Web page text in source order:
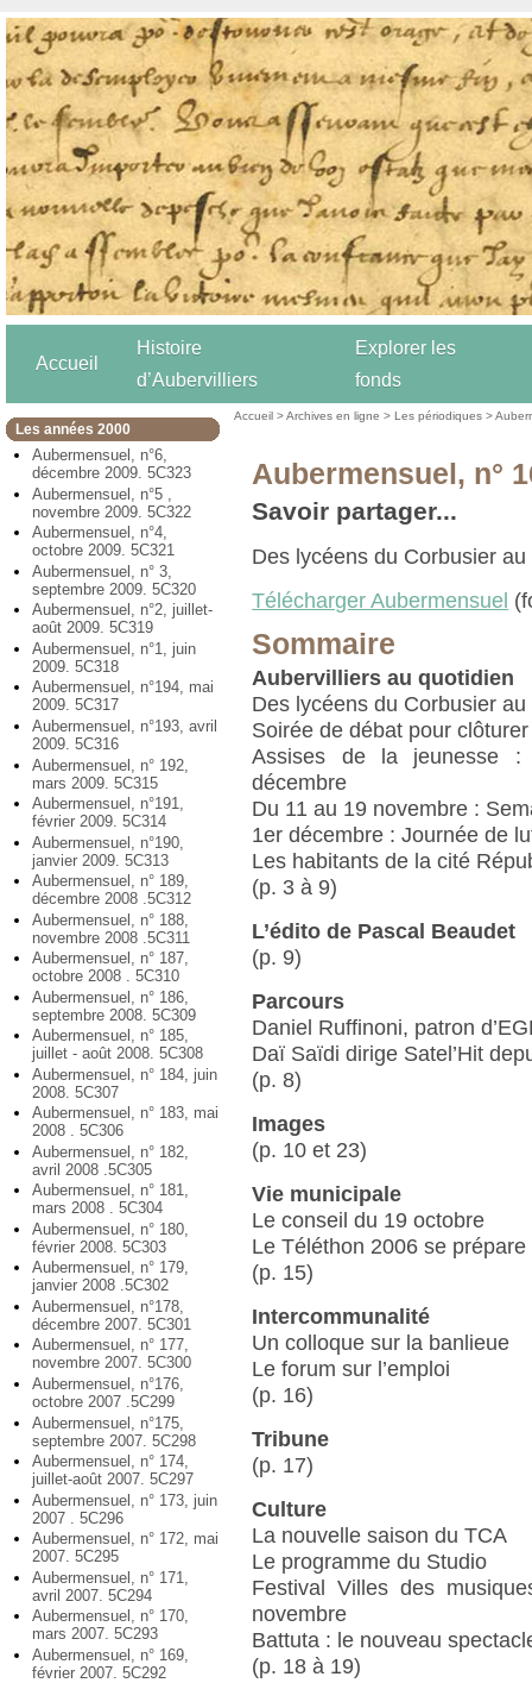
Accueil
Histoire
d’Aubervilliers
Explorer les
fonds
Les années 2000
Aubermensuel, n°6,
décembre 2009. 5C323
Aubermensuel, n°5 ,
novembre 2009. 5C322
Aubermensuel, n°4,
octobre 2009. 5C321
Aubermensuel, n° 3,
septembre 2009. 5C320
Aubermensuel, n°2, juillet-
août 2009. 5C319
Aubermensuel, n°1, juin
2009. 5C318
Aubermensuel, n°194, mai
2009. 5C317
Aubermensuel, n°193, avril
2009. 5C316
Aubermensuel, n° 192,
mars 2009. 5C315
Aubermensuel, n°191,
février 2009. 5C314
Aubermensuel, n°190,
janvier 2009. 5C313
Aubermensuel, n° 189,
décembre 2008 .5C312
Aubermensuel, n° 188,
novembre 2008 .5C311
Aubermensuel, n° 187,
octobre 2008 . 5C310
Aubermensuel, n° 186,
septembre 2008. 5C309
Aubermensuel, n° 185,
juillet - août 2008. 5C308
Aubermensuel, n° 184, juin
2008. 5C307
Aubermensuel, n° 183, mai
2008 . 5C306
Aubermensuel, n° 182,
avril 2008 .5C305
Aubermensuel, n° 181,
mars 2008 . 5C304
Aubermensuel, n° 180,
février 2008. 5C303
Aubermensuel, n° 179,
janvier 2008 .5C302
Aubermensuel, n°178,
décembre 2007. 5C301
Aubermensuel, n° 177,
novembre 2007. 5C300
Aubermensuel, n°176,
octobre 2007 .5C299
Aubermensuel, n°175,
septembre 2007. 5C298
Aubermensuel, n° 174,
juillet-août 2007. 5C297
Aubermensuel, n° 173, juin
2007 . 5C296
Aubermensuel, n° 172, mai
2007. 5C295
Aubermensuel, n° 171,
avril 2007. 5C294
Aubermensuel, n° 170,
mars 2007. 5C293
Aubermensuel, n° 169,
février 2007. 5C292
Accueil >Archives en ligne >Les périodiques >
Aubermensuel, n°
Savoir partager...
Des lycéens du Corbusier
Télécharger Aubermensuel
Sommaire
Aubervilliers au quotidien
Des lycéens du Corbusier
Soirée de débat pour
Assises de la jeunesse :
décembre
Du 11 au 19 novembre :
1er décembre : Journée de
Les habitants de la cité
(p. 3 à 9)
L’édito de Pascal Beaudet
(p. 9)
Parcours
Daniel Ruffinoni, patron
Daï Saïdi dirige Satel’Hit
(p. 8)
Images
(p. 10 et 23)
Vie municipale
Le conseil du 19 octobre
Le Téléthon 2006 se prépare
(p. 15)
Intercommunalité
Un colloque sur la banlieue
Le forum sur l’emploi
(p. 16)
Tribune
(p. 17)
Culture
La nouvelle saison du TCA
Le programme du Studio
Festival Villes des
novembre
Battuta : le nouveau
(p. 18 à 19)